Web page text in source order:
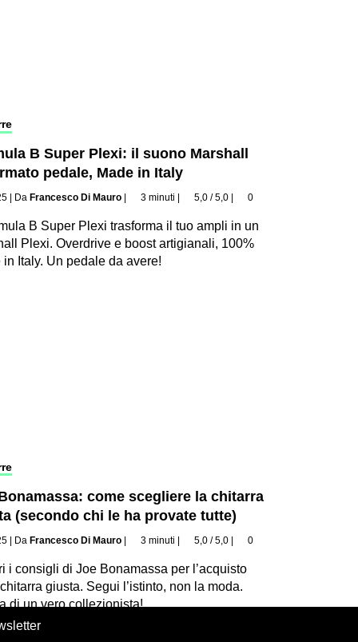
B Super Plexi: il suono Marshall
pedale, Made in Italy
Da Francesco Di Mauro 3 minuti 5,0 / 5,0 0
B Super Plexi trasforma il tuo ampli in un
Plexi. Overdrive e boost artigianali, 100%
in Italy. Un pedale da avere!
come scegliere la chitarra
(secondo chi le ha provate tutte)
| Da Francesco Di Mauro | 3 minuti | 5,0 / 5,0 | 0
i consigli di Joe Bonamassa per l’acquisto
giusta. Segui l’istinto, non la moda.
di un vero collezionista!